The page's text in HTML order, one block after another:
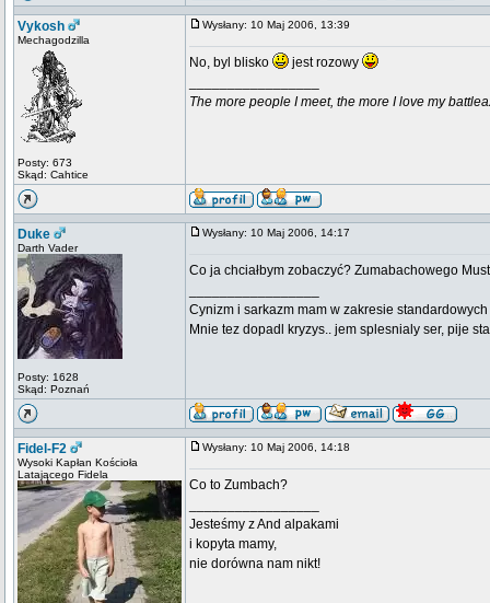
Vykosh
Mechagodzilla
Posty: 673
Skąd: Cahtice
Wysłany: 10 Maj 2006, 13:39
No, byl blisko
jest rozowy
The more people I meet, the more I love my
Duke
Darth Vader
Posty: 1628
Skąd: Poznań
Wysłany: 10 Maj 2006, 14:17
Co ja chciałbym zobaczyć? Zumabachowego
Cynizm i sarkazm mam w zakresie
Mnie tez dopadl kryzys.. jem splesnialy ser, pije
Fidel-F2
Wysoki Kapłan Kościoła
Latającego Fidela
Wysłany: 10 Maj 2006, 14:18
Co to Zumbach?
Jesteśmy z And alpakami
i kopyta mamy,
nie dorówna nam nikt!